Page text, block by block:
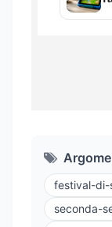
festival-di-
seconda-